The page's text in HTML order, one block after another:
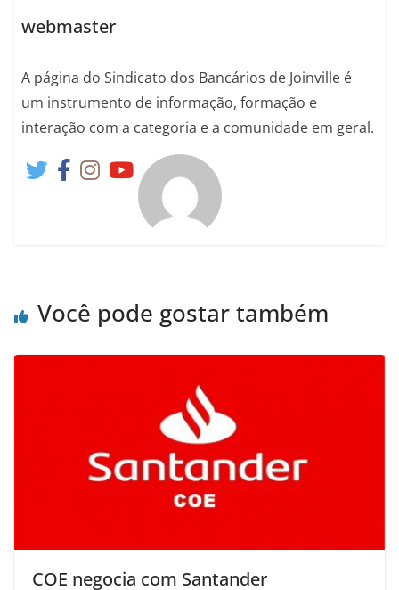
webmaster
A página do Sindicato dos Bancários de Joinville é
um instrumento de informação, formação e
interação com a categoria e a comunidade em geral.
Você pode gostar também
COE negocia com Santander